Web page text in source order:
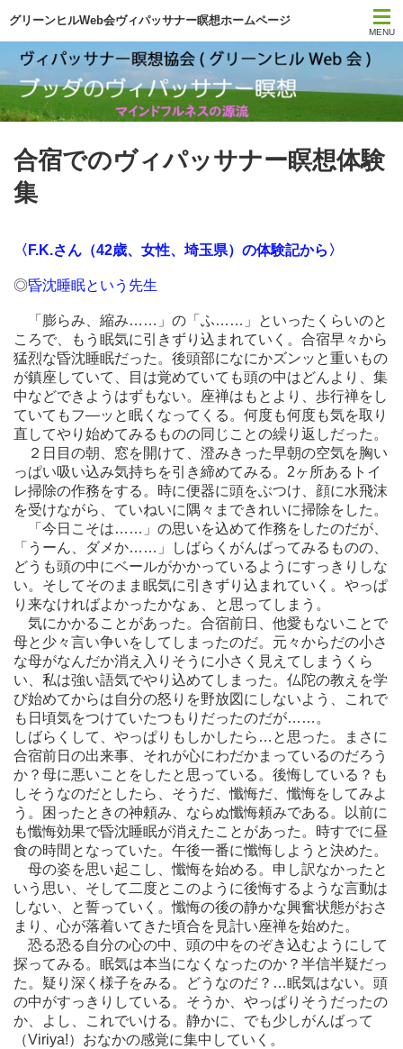
グリーンヒルWeb会ヴィパッサナー瞑想ホームページ
MENU
トップページ
スケジュール
今日の一言
月刊サティ
YouTube
瞑想の本
初心者ガイダンス
協会について
合宿でのヴィパッサナー瞑想体験
集
〈F.K.さん（42歳、女性、埼玉県）の体験記から〉
◎昏沈睡眠という先生
「膨らみ、縮み……」の「ふ……」といったくらいのと
ころで、もう眠気に引きずり込まれていく。合宿早々から
猛烈な昏沈睡眠だった。後頭部になにかズンッと重いもの
が鎮座していて、目は覚めていても頭の中はどんより、集
中などできようはずもない。座禅はもとより、歩行禅をし
ていてもフ―ッと眠くなってくる。何度も何度も気を取り
直してやり始めてみるものの同じことの繰り返しだった。
２日目の朝、窓を開けて、澄みきった早朝の空気を胸い
っぱい吸い込み気持ちを引き締めてみる。2ヶ所あるトイ
レ掃除の作務をする。時に便器に頭をぶつけ、顔に水飛沫
を受けながら、ていねいに隅々まできれいに掃除をした。
「今日こそは……」の思いを込めて作務をしたのだが、
「うーん、ダメか……」しばらくがんばってみるものの、
どうも頭の中にベールがかかっているようにすっきりしな
い。そしてそのまま眠気に引きずり込まれていく。やっぱ
り来なければよかったかなぁ、と思ってしまう。
気にかかることがあった。合宿前日、他愛もないことで
母と少々言い争いをしてしまったのだ。元々からだの小さ
な母がなんだか消え入りそうに小さく見えてしまうくら
い、私は強い語気でやり込めてしまった。仏陀の教えを学
び始めてからは自分の怒りを野放図にしないよう、これで
も日頃気をつけていたつもりだったのだが……。
しばらくして、やっぱりもしかしたら…と思った。まさに
合宿前日の出来事、それが心にわだかまっているのだろう
か？母に悪いことをしたと思っている。後悔している？も
しそうなのだとしたら、そうだ、懺悔だ、懺悔をしてみよ
う。困ったときの神頼み、ならぬ懺悔頼みである。以前に
も懺悔効果で昏沈睡眠が消えたことがあった。時すでに昼
食の時間となっていた。午後一番に懺悔しようと決めた。
母の姿を思い起こし、懺悔を始める。申し訳なかったと
いう思い、そして二度とこのように後悔するような言動は
しない、と誓っていく。懺悔の後の静かな興奮状態がおさ
まり、心が落着いてきた頃合を見計い座禅を始めた。
恐る恐る自分の心の中、頭の中をのぞき込むようにして
探ってみる。眠気は本当になくなったのか？半信半疑だっ
た。疑り深く様子をみる。どうなのだ？…眠気はない。頭
の中がすっきりしている。そうか、やっぱりそうだったの
か、よし、これでいける。静かに、でも少しがんばって
（Viriya!）おなかの感覚に集中していく。